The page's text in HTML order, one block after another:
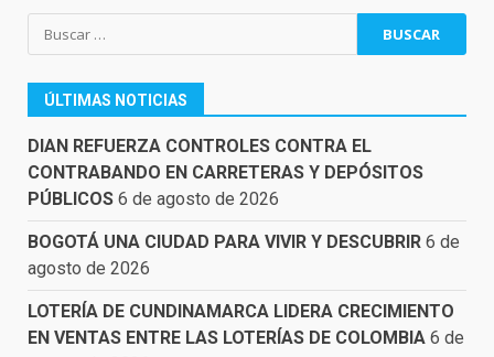
Buscar:
ÚLTIMAS NOTICIAS
DIAN REFUERZA CONTROLES CONTRA EL
CONTRABANDO EN CARRETERAS Y DEPÓSITOS
PÚBLICOS 6 de agosto de 2026
BOGOTÁ UNA CIUDAD PARA VIVIR Y DESCUBRIR 6 de
agosto de 2026
LOTERÍA DE CUNDINAMARCA LIDERA CRECIMIENTO
EN VENTAS ENTRE LAS LOTERÍAS DE COLOMBIA 6 de